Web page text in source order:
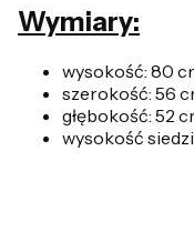
Wymiary:
wysokość: 80
szerokość: 56
głębokość: 52
wysokość